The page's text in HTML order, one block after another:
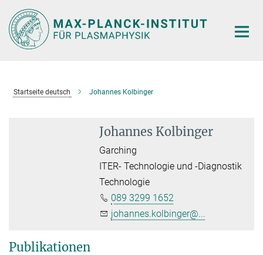
Hauptinhalt
Startseite deutsch Johannes Kolbinger
Johannes Kolbinger
Garching
ITER- Technologie und -Diagnostik
Technologie
089 3299 1652
johannes.kolbinger@...
Publikationen